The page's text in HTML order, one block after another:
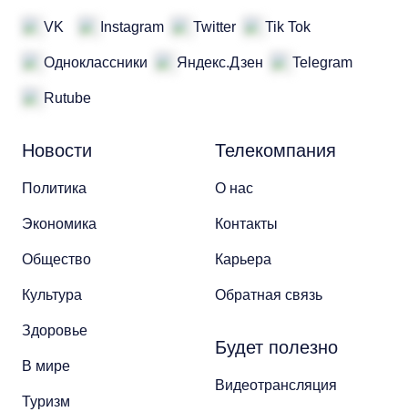
Новости
Политика
Экономика
Общество
Культура
Здоровье
В мире
Туризм
Телекомпания
О нас
Контакты
Карьера
Обратная связь
Будет полезно
Видеотрансляция
VK Instagram Twitter Tik Tok
Одноклассники Яндекс.Дзен Telegram
Rutube